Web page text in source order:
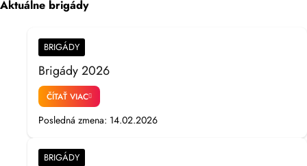
Aktuálne brigády
BRIGÁDY
Brigády 2026
Posledná zmena: 14.02.2026
ČÍTAŤ VIAC
BRIGÁDY